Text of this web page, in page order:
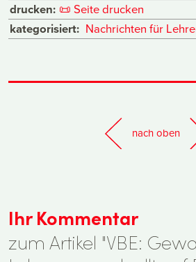
drucken: 📜 Seite drucken
kategorisiert: Nachrichten für
nach oben
Ihr Kommentar
zum Artikel "VBE: